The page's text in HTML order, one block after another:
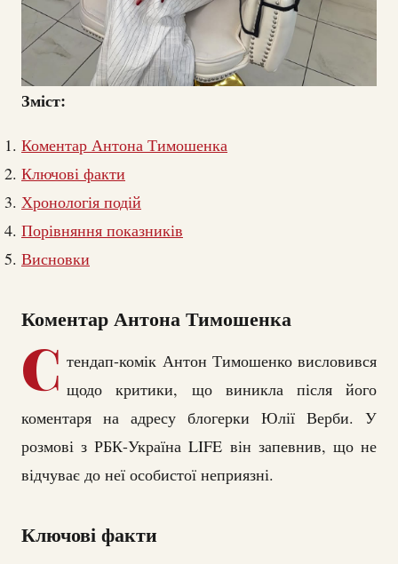
Зміст:
Коментар Антона Тимошенка
Ключові факти
Хронологія подій
Порівняння показників
Висновки
Коментар Антона Тимошенка
С тендап-комік Антон Тимошенко висловився
щодо критики, що виникла після його
коментаря на адресу блогерки Юлії Верби. У
розмові з РБК-Україна LIFE він запевнив, що не
відчуває до неї особистої неприязні.
Ключові факти